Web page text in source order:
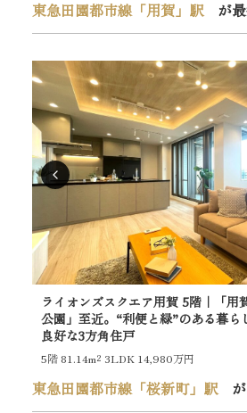
東急田園都市線「用賀」駅が最
ライオンズスクエア用賀 5階｜「用
公園」至近。“利便と緑”のある暮ら
良好な3方角住戸
5階 81.14m² 3LDK 14,980万円
東急田園都市線「桜新町」駅が